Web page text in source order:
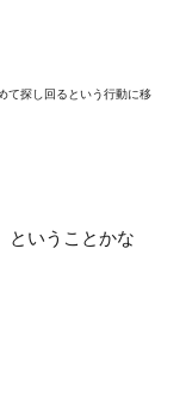
て探し回るという行動に移
ということかな